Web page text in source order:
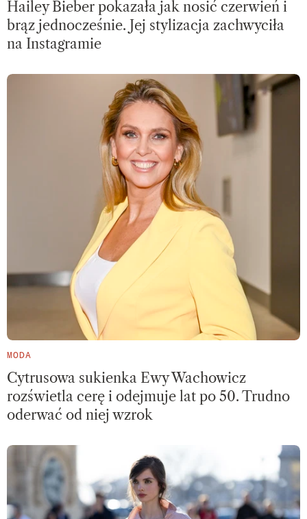
Hailey Bieber pokazała jak nosić czerwień i
brąz jednocześnie. Jej stylizacja zachwyciła
na Instagramie
MODA
Cytrusowa sukienka Ewy Wachowicz
rozświetla cerę i odejmuje lat po 50. Trudno
oderwać od niej wzrok